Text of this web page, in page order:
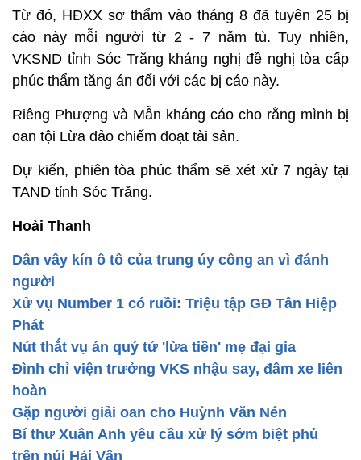
Từ đó, HĐXX sơ thẩm vào tháng 8 đã tuyên 25 bị
cáo này mỗi người từ 2 - 7 năm tù. Tuy nhiên,
VKSND tỉnh Sóc Trăng kháng nghị đề nghị tòa cấp
phúc thẩm tăng án đối với các bị cáo này.
Riêng Phượng và Mẫn kháng cáo cho rằng mình bị
oan tội Lừa đảo chiếm đoạt tài sản.
Dự kiến, phiên tòa phúc thẩm sẽ xét xử 7 ngày tại
TAND tỉnh Sóc Trăng.
Hoài Thanh
Dân vây kín ô tô của trung úy công an vì đánh
người
Xử vụ Number 1 có ruồi: Triệu tập GĐ Tân Hiệp
Phát
Nút thắt vụ án quý tử 'lừa tiền' mẹ đại gia
Đình chỉ viện trưởng VKS nhậu say, đâm xe liên
hoàn
Gặp người giải oan cho Huỳnh Văn Nén
Bí thư Xuân Anh yêu cầu xử lý sớm biệt phủ
trên núi Hải Vân